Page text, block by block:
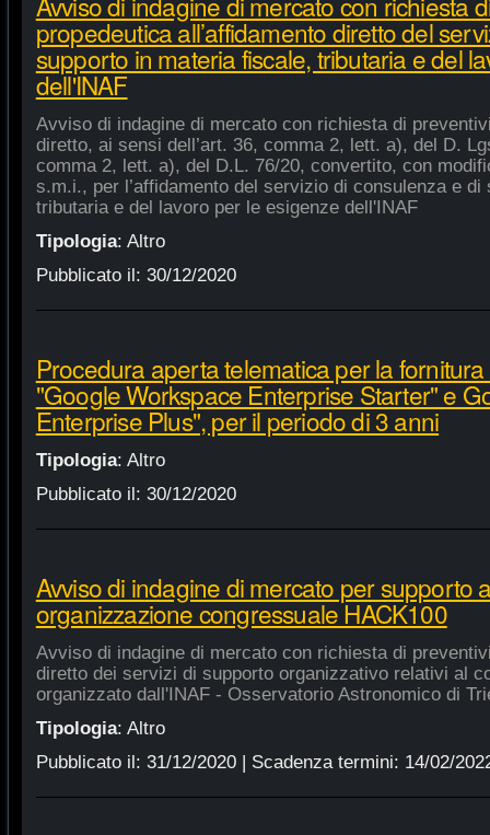
propedeutica all’affidamento diretto del
supporto in materia fiscale, tributaria e del
dell'INAF
Avviso di indagine di mercato con richiesta di
diretto, ai sensi dell’art. 36, comma 2, lett. a), del D.
comma 2, lett. a), del D.L. 76/20, convertito, con
s.m.i., per l’affidamento del servizio di consulenza e
tributaria e del lavoro per le esigenze dell'INAF
Tipologia: Altro
Pubblicato il: 30/12/2020
Procedura aperta telematica per la
"Google Workspace Enterprise Starter" e
Enterprise Plus", per il periodo di 3 anni
Tipologia: Altro
Pubblicato il: 30/12/2020
Avviso di indagine di mercato per supporto
organizzazione congressuale HACK100
Avviso di indagine di mercato con richiesta di
diretto dei servizi di supporto organizzativo relativi al
organizzato dall'INAF - Osservatorio Astronomico di
Tipologia: Altro
Pubblicato il: 31/12/2020| Scadenza termini: 14/02/